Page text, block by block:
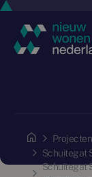
Projecten
Schuitegat
Schuitegat